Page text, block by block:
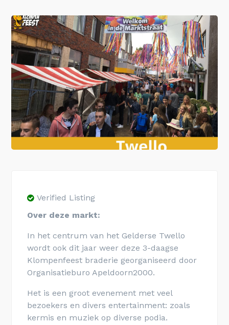
Verified Listing
Over deze markt:
In het centrum van het Gelderse Twello
wordt ook dit jaar weer deze 3-daagse
Klompenfeest braderie georganiseerd door
Organisatieburo Apeldoorn2000.
Het is een groot evenement met veel
bezoekers en divers entertainment: zoals
kermis en muziek op diverse podia.